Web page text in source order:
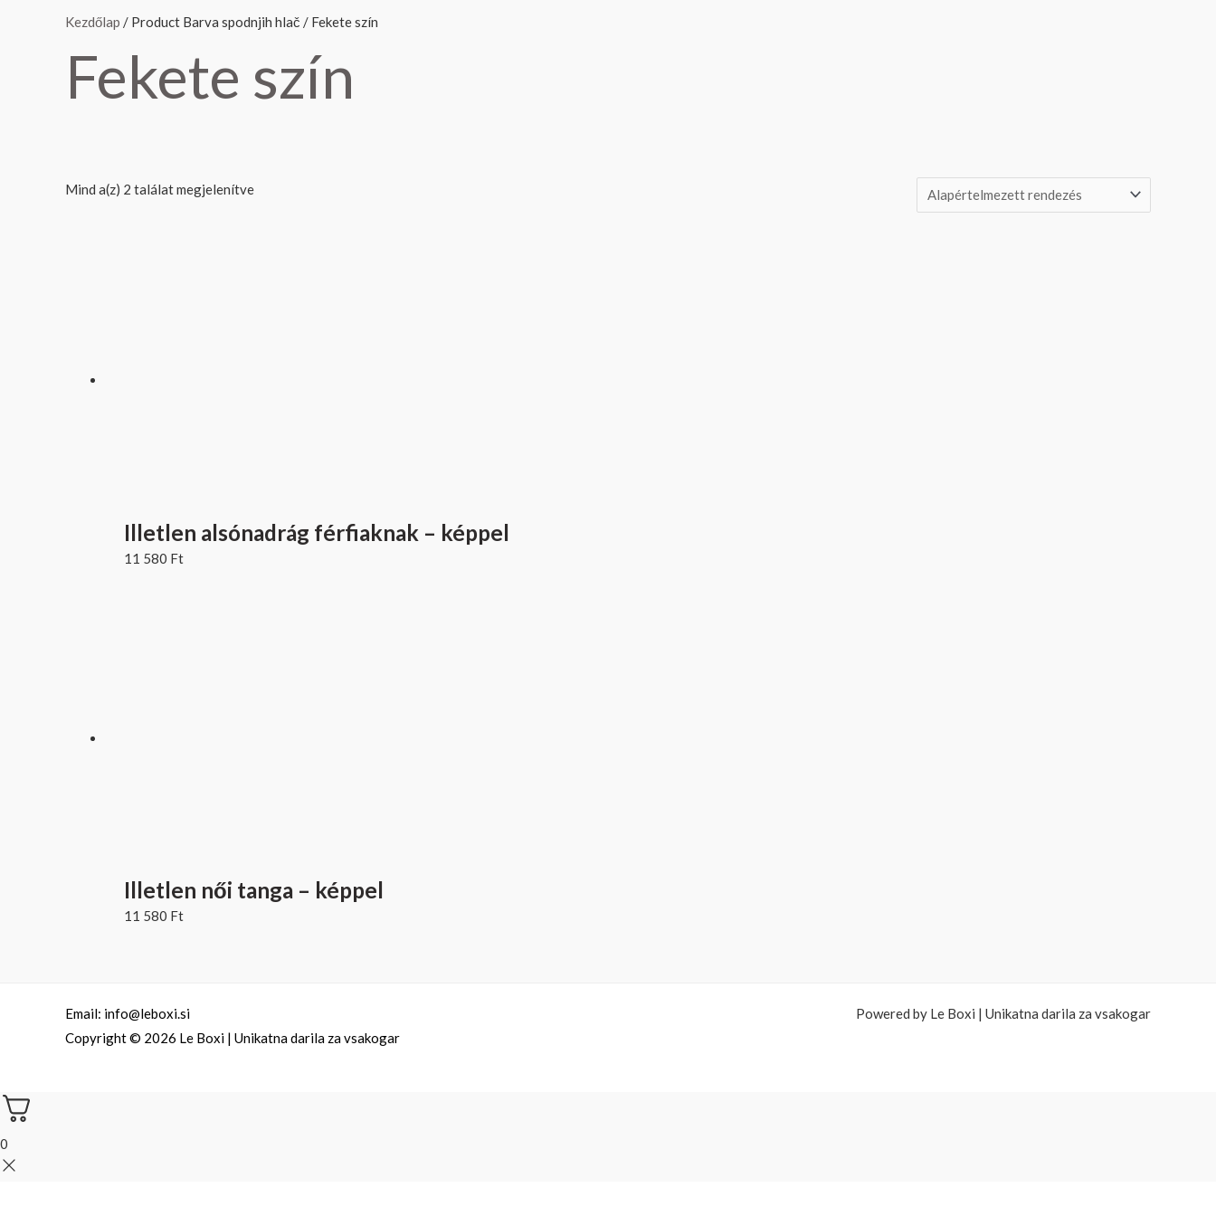
Kezdőlap / Product Barva spodnjih hlač / Fekete szín
Fekete szín
Mind a(z) 2 találat megjelenítve
Illetlen alsónadrág férfiaknak – képpel
11 580 Ft
Illetlen női tanga – képpel
11 580 Ft
Email: info@leboxi.si
Copyright © 2026 Le Boxi | Unikatna darila za vsakogar
Powered by Le Boxi | Unikatna darila za vsakogar
0